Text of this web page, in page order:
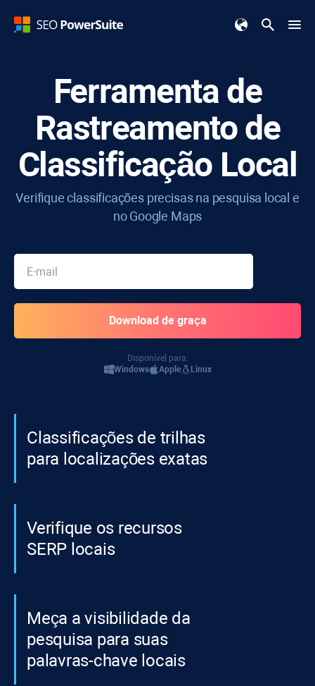
Ferramenta de
Rastreamento de
Classificação Local
Verifique classificações precisas na pesquisa local e
no Google Maps
Disponível para:
Windows
Apple Linux
Classificações de trilhas
para localizações exatas
Verifique os recursos
SERP locais
Meça a visibilidade da
pesquisa para suas
palavras-chave locais